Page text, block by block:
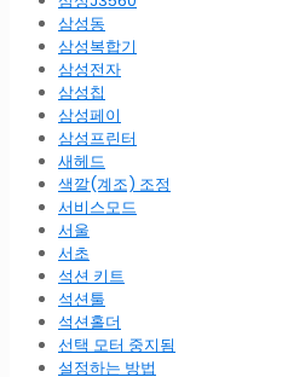
삼성동
삼성복합기
삼성전자
삼성칩
삼성페이
삼성프린터
새헤드
색깔(계조) 조정
서비스모드
서울
서초
석션 키트
석션툴
석션홀더
선택 모터 중지됨
설정하는 방법